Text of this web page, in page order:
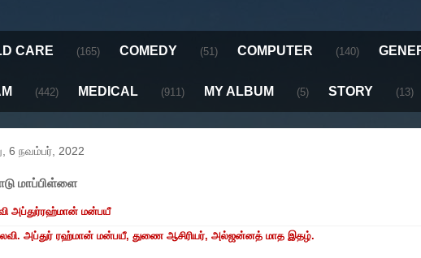
CARE (165) COMEDY (51) COMPUTER (140)
(442) MEDICAL (911) MY ALBUM (5) STORY (13)
6 நவம்பர், 2022
மாப்பிள்ளை
அப்துர்ரஹ்மான் மன்பயீ
. அப்துர் ரஹ்மான் மன்பயீ, துணை ஆசிரியர், அல்ஜன்னத் மாத இதழ்.